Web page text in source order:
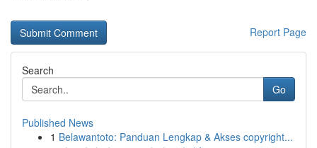
Report Page
Search
Go
Published News
1 Belawantoto: Panduan Lengkap & Akses copyright...